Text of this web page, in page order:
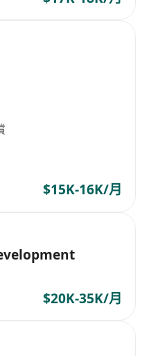
$15K-16K/月
$20K-35K/月